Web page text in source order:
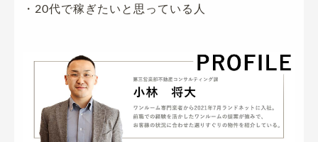
・20代で稼ぎたいと思っている人